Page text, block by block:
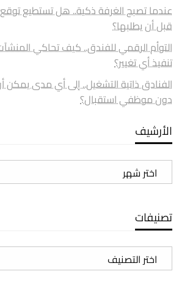
عندما تصبح الغرفة ذكية.. هل تستطيع توقع
قبل أن يطلبها؟
التوأم الرقمي للفندق.. كيف تحاكي
تنفيذ أي تغيير؟
الفنادق ذاتية التشغيل.. إلى أي مدى يمكن
دون موظفي استقبال؟
الأرشيف
الأرشيف
تصنيفات
تصنيفات